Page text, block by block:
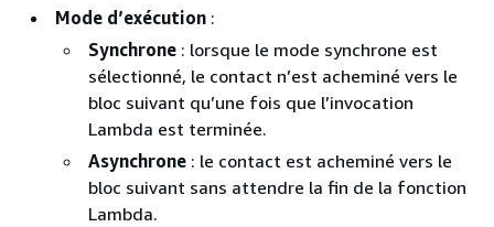
Mode d’exécution :
Synchrone : lorsque le mode synchrone est
sélectionné, le contact n’est acheminé vers le
bloc suivant qu’une fois que l’invocation
Lambda est terminée.
Asynchrone : le contact est acheminé vers le
bloc suivant sans attendre la fin de la fonction
Lambda.